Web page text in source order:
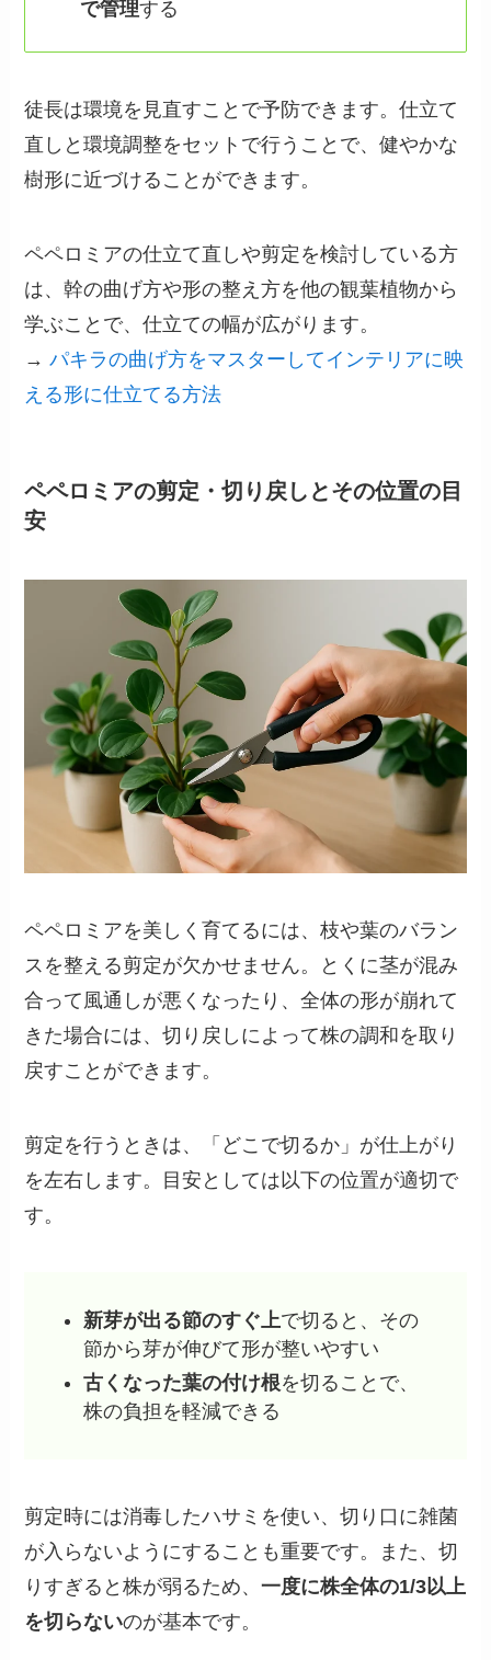
で管理する
徒長は環境を見直すことで予防できます。仕立て
直しと環境調整をセットで行うことで、健やかな
樹形に近づけることができます。
ペペロミアの仕立て直しや剪定を検討している方
は、幹の曲げ方や形の整え方を他の観葉植物から
学ぶことで、仕立ての幅が広がります。
→パキラの曲げ方をマスターしてインテリアに映
える形に仕立てる方法
ペペロミアの剪定・切り戻しとその位置の目
安
ペペロミアを美しく育てるには、枝や葉のバラン
スを整える剪定が欠かせません。とくに茎が混み
合って風通しが悪くなったり、全体の形が崩れて
きた場合には、切り戻しによって株の調和を取り
戻すことができます。
剪定を行うときは、「どこで切るか」が仕上がり
を左右します。目安としては以下の位置が適切で
す。
新芽が出る節のすぐ上で切ると、その
節から芽が伸びて形が整いやすい
古くなった葉の付け根を切ることで、
株の負担を軽減できる
剪定時には消毒したハサミを使い、切り口に雑菌
が入らないようにすることも重要です。また、切
りすぎると株が弱るため、一度に株全体の1/3以上
を切らないのが基本です。